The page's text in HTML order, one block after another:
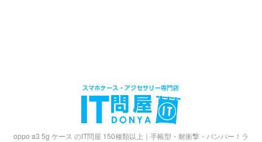
oppo a3 5g ケース のIT問屋 150種類以上｜手帳型・耐衝撃・バンパー！ラ